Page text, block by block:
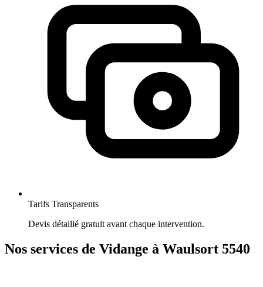
Tarifs Transparents
Devis détaillé gratuit avant chaque intervention.
Nos services de Vidange à Waulsort 5540